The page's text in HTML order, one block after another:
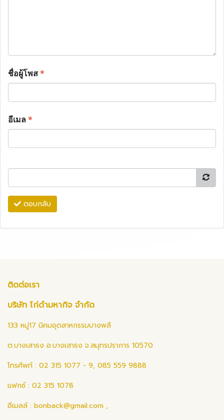
ชื่อผู้โพส*
อีเมล*
ตอบกลับ
ติดต่อเรา
บริษัท ไก่ดำมหากิจ จำกัด
133 หมู่17 นิคมอุตสาหกรรมบางพลี
ต.บางเสาธง อ.บางเสาธง จ.สมุทรปราการ 10570
โทรศัพท์ : 02 315 1077 - 9, 085 559 9888
แฟกซ์ : 02 315 1078
อีเมลล์ : bonback@gmail.com ,